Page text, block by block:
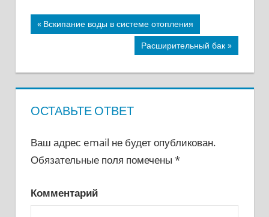
Навигация
записям
Предыдущая
Вскипание воды в системе отопления
Следующая
Расширительный бак
ОСТАВЬТЕ ОТВЕТ
Ваш адрес email не будет опубликован.
Обязательные поля помечены *
Комментарий